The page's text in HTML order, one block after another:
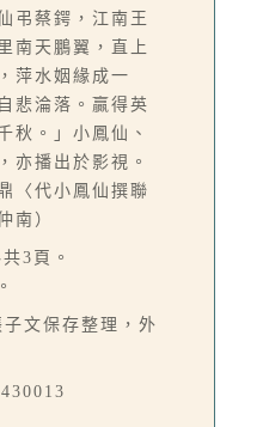
弔蔡鍔，江南王
南天鵬翼，直上
萍水姻緣成一
悲淪落。贏得英
秋。」小鳳仙、
亦播出於影視。
〈代小鳳仙撰聯
南）
3頁。
文保存整理，外